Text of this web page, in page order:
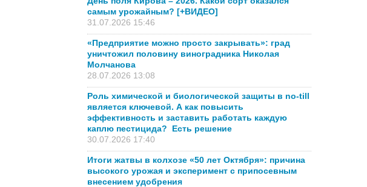
самым урожайным? [+ВИДЕО]
31.07.2026 15:46
«Предприятие можно просто закрывать»: град
уничтожил половину виноградника Николая
Молчанова
28.07.2026 13:08
Роль химической и биологической защиты в no-till
является ключевой. А как повысить
эффективность и заставить работать каждую
каплю пестицида? Есть решение
30.07.2026 17:40
Итоги жатвы в колхозе «50 лет Октября»: причина
высокого урожая и эксперимент с припосевным
внесением удобрения